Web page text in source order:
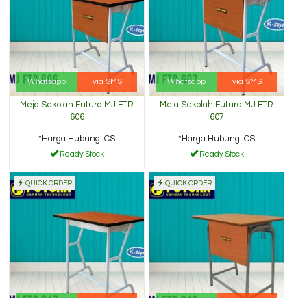
Whatsapp via SMS
Meja Sekolah Futura MJ FTR
606
*Harga Hubungi CS
Ready Stock
Whatsapp via SMS
Meja Sekolah Futura MJ FTR
607
*Harga Hubungi CS
Ready Stock
QUICK ORDER QUICK ORDER